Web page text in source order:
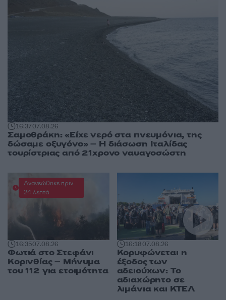
16:3707.08.26
Σαμοθράκη: «Είχε νερό στα πνευμόνια, της
δώσαμε οξυγόνο» – Η διάσωση Ιταλίδας
τουρίστριας από 21χρονο ναυαγοσώστη
16:3507.08.26
Φωτιά στο Στεφάνι
Κορινθίας – Μήνυμα
του 112 για ετοιμότητα
Ανανεώθηκε πριν
24 λεπτά
16:1807.08.26
Κορυφώνεται η
έξοδος των
αδειούχων: Το
αδιαχώρητο σε
λιμάνια και ΚΤΕΛ